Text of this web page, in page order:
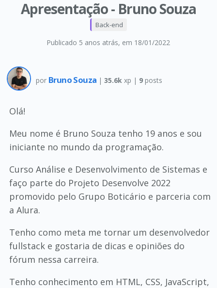
Apresentação - Bruno Souza
Publicado 5 anos atrás, em 18/01/2022
Back-end
por Bruno Souza | 35.6k xp | 9posts
Olá!
Meu nome é Bruno Souza tenho 19 anos e sou
iniciante no mundo da programação.
Curso Análise e Desenvolvimento de Sistemas e
faço parte do Projeto Desenvolve 2022
promovido pelo Grupo Boticário e parceria com
a Alura.
Tenho como meta me tornar um desenvolvedor
fullstack e gostaria de dicas e opiniões do
fórum nessa carreira.
Tenho conhecimento em HTML, CSS, JavaScript,